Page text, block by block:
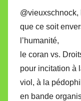
@vieuxschnock,
que ce soit
l’humanité,
le coran vs.
pour incitation à
viol, à la
en bande